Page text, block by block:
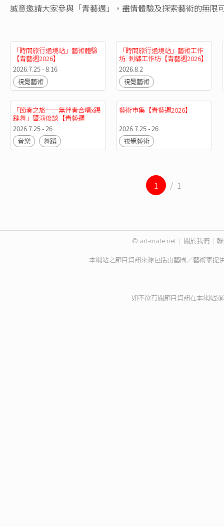
誠意邀請大家參與「青藝週」，盡情體驗及探索藝術的無限
「時間旅行過境站」藝術體驗
【青藝週2026】
2026.7.25 - 8.16
視覺藝術
「時間旅行過境站」藝術工作
坊: 刺繡工作坊【青藝週2026】
2026.8.2
視覺藝術
「節奏之旅──無伴奏合唱x踢
躂舞」暨演後談【青藝週
2026】
2026.7.25 - 26
音樂
舞蹈
藝術市集【青藝週2026】
2026.7.25 - 26
視覺藝術
1 / 1
© art-mate.net | 關於我們 |
本網站之節目資訊來源包括由藝團／藝術家提
如不欲有關節目資訊在本網站